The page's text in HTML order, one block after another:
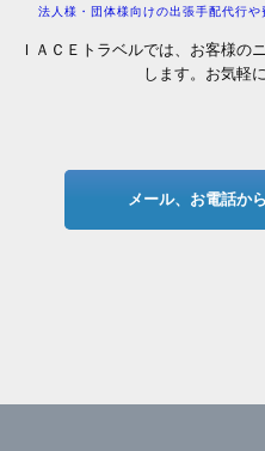
法人様・団体様向けの出張手配代行
ＩＡＣＥトラベルでは、お客様の
します。お気軽
メール、お電話か